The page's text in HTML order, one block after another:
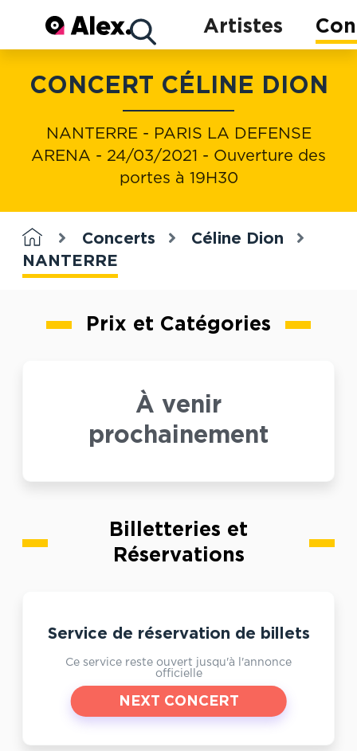
Artistes
Concerts
Artistes
CONCERT CÉLINE DION
NANTERRE - PARIS LA DEFENSE
ARENA - 24/03/2021 - Ouverture des
portes à 19H30
Concerts
Céline Dion
NANTERRE
Prix et Catégories
À venir
prochainement
Billetteries et
Réservations
Service de réservation de billets
Ce service reste ouvert jusqu'à l'annonce
officielle
NEXT CONCERT